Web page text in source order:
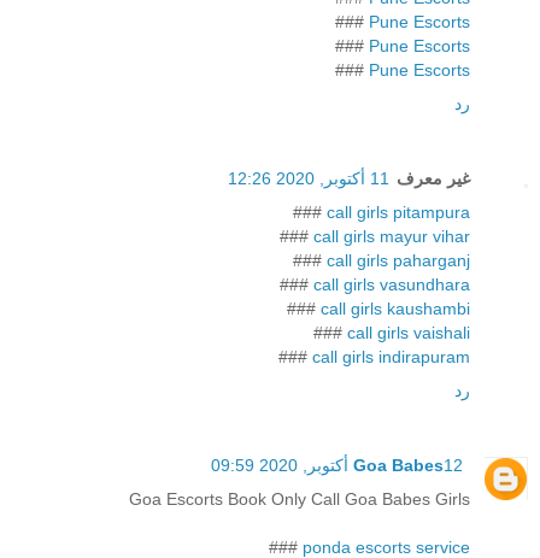
Pune Escorts
###
Pune Escorts
###
Pune Escorts
###
رد
غير معرف
11 أكتوبر, 2020 12:26
call girls pitampura
###
call girls mayur vihar
###
call girls paharganj
###
call girls vasundhara
###
call girls kaushambi
###
call girls vaishali
###
call girls indirapuram
###
رد
Goa Babes12 أكتوبر, 2020 09:59
Goa Escorts Book Only Call Goa Babes Girls
ponda escorts service
###